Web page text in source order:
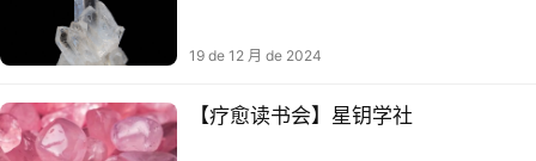
19 de 12 月 de 2024
【疗愈读书会】星钥学社